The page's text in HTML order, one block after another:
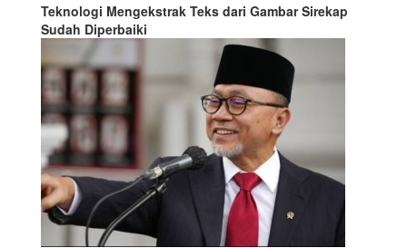
Teknologi Mengekstrak Teks dari Gambar Sirekap
Sudah Diperbaiki